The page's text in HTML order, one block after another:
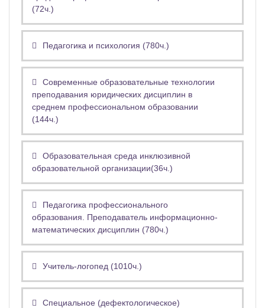
(72ч.)
Педагогика и психология (780ч.)
Современные образовательные технологии
преподавания юридических дисциплин в
среднем профессиональном образовании
(144ч.)
Образовательная среда инклюзивной
образовательной организации(36ч.)
Педагогика профессионального
образования. Преподаватель информационно-
математических дисциплин (780ч.)
Учитель-логопед (1010ч.)
Специальное (дефектологическое)